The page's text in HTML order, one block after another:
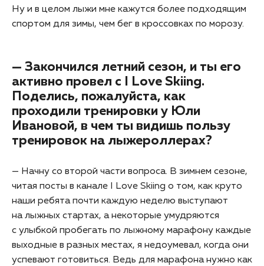
Ну и в целом лыжи мне кажутся более подходящим
спортом для зимы, чем бег в кроссовках по морозу.
— Закончился летний сезон, и ты его
активно провел с I Love Skiing.
Поделись, пожалуйста, как
проходили тренировки у Юли
Ивановой, в чем ты видишь пользу
тренировок на лыжероллерах?
— Начну со второй части вопроса. В зимнем сезоне,
читая посты в канале I Love Skiing о том, как круто
наши ребята почти каждую неделю выступают
на лыжных стартах, а некоторые умудряются
с улыбкой пробегать по лыжному марафону каждые
выходные в разных местах, я недоумевал, когда они
успевают готовиться. Ведь для марафона нужно как